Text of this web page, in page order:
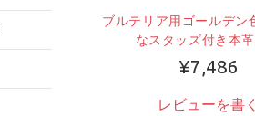
ブルテリア用ゴールデン
なスタッズ付き本
¥7,486
レビューを書く